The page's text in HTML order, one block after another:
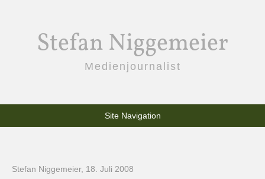
Stefan Niggemeier
Medienjournalist
Site Navigation
Stefan Niggemeier, 18. Juli 2008